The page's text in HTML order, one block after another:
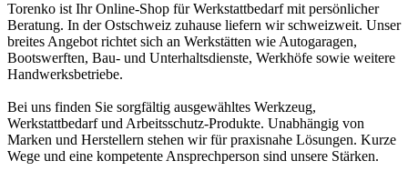
Torenko ist Ihr Online-Shop für Werkstattbedarf mit persönlicher
Beratung. In der Ostschweiz zuhause liefern wir schweizweit. Unser
breites Angebot richtet sich an Werkstätten wie Autogaragen,
Bootswerften, Bau- und Unterhaltsdienste, Werkhöfe sowie weitere
Handwerksbetriebe.
Bei uns finden Sie sorgfältig ausgewähltes Werkzeug,
Werkstattbedarf und Arbeitsschutz-Produkte. Unabhängig von
Marken und Herstellern stehen wir für praxisnahe Lösungen. Kurze
Wege und eine kompetente Ansprechperson sind unsere Stärken.